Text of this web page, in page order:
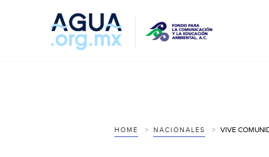
HOME NACIONALES